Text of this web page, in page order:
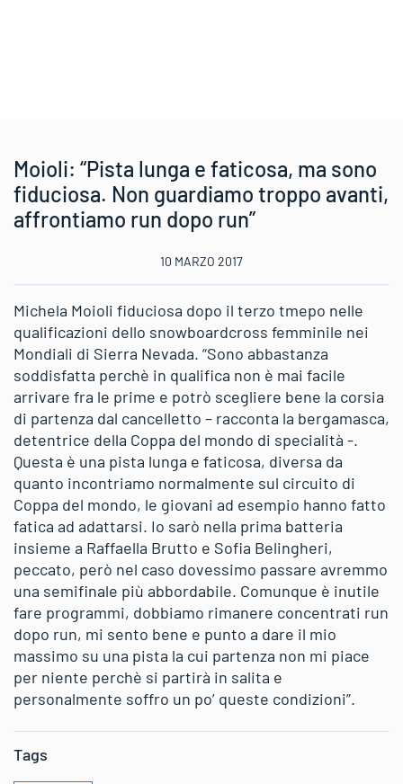
Moioli: “Pista lunga e faticosa, ma sono
fiduciosa. Non guardiamo troppo avanti,
affrontiamo run dopo run”
10 MARZO 2017
Michela Moioli fiduciosa dopo il terzo tmepo nelle
qualificazioni dello snowboardcross femminile nei
Mondiali di Sierra Nevada. “Sono abbastanza
soddisfatta perchè in qualifica non è mai facile
arrivare fra le prime e potrò scegliere bene la corsia
di partenza dal cancelletto – racconta la bergamasca,
detentrice della Coppa del mondo di specialità -.
Questa è una pista lunga e faticosa, diversa da
quanto incontriamo normalmente sul circuito di
Coppa del mondo, le giovani ad esempio hanno fatto
fatica ad adattarsi. Io sarò nella prima batteria
insieme a Raffaella Brutto e Sofia Belingheri,
peccato, però nel caso dovessimo passare avremmo
una semifinale più abbordabile. Comunque è inutile
fare programmi, dobbiamo rimanere concentrati run
dopo run, mi sento bene e punto a dare il mio
massimo su una pista la cui partenza non mi piace
per niente perchè si partirà in salita e
personalmente soffro un po’ queste condizioni”.
Tags